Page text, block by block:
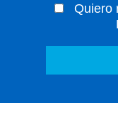
Quiero